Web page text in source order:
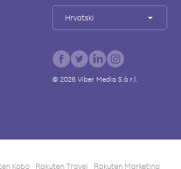
Hrvatski
© 2026Viber Media S.à r.l.
Kobo Rakuten Travel Rakuten Marketing